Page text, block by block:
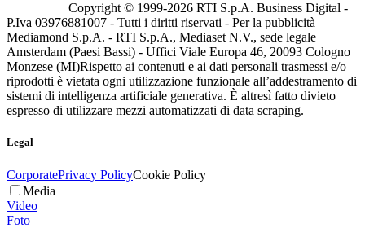
Copyright © 1999-2026 RTI S.p.A. Business Digital -
P.Iva 03976881007 - Tutti i diritti riservati - Per la pubblicità
Mediamond S.p.A. - RTI S.p.A., Mediaset N.V., sede legale
Amsterdam (Paesi Bassi) - Uffici Viale Europa 46, 20093 Cologno
Monzese (MI)Rispetto ai contenuti e ai dati personali trasmessi e/o
riprodotti è vietata ogni utilizzazione funzionale all’addestramento di
sistemi di intelligenza artificiale generativa. È altresì fatto divieto
espresso di utilizzare mezzi automatizzati di data scraping.
Legal
CorporatePrivacy PolicyCookie Policy
Media
Video
Foto